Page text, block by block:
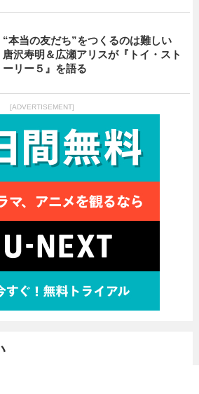
“本当の友だち”をつくるのは難しい
唐沢寿明＆広瀬アリスが『トイ・スト
ーリー５』を語る
[ADVERTISEMENT]